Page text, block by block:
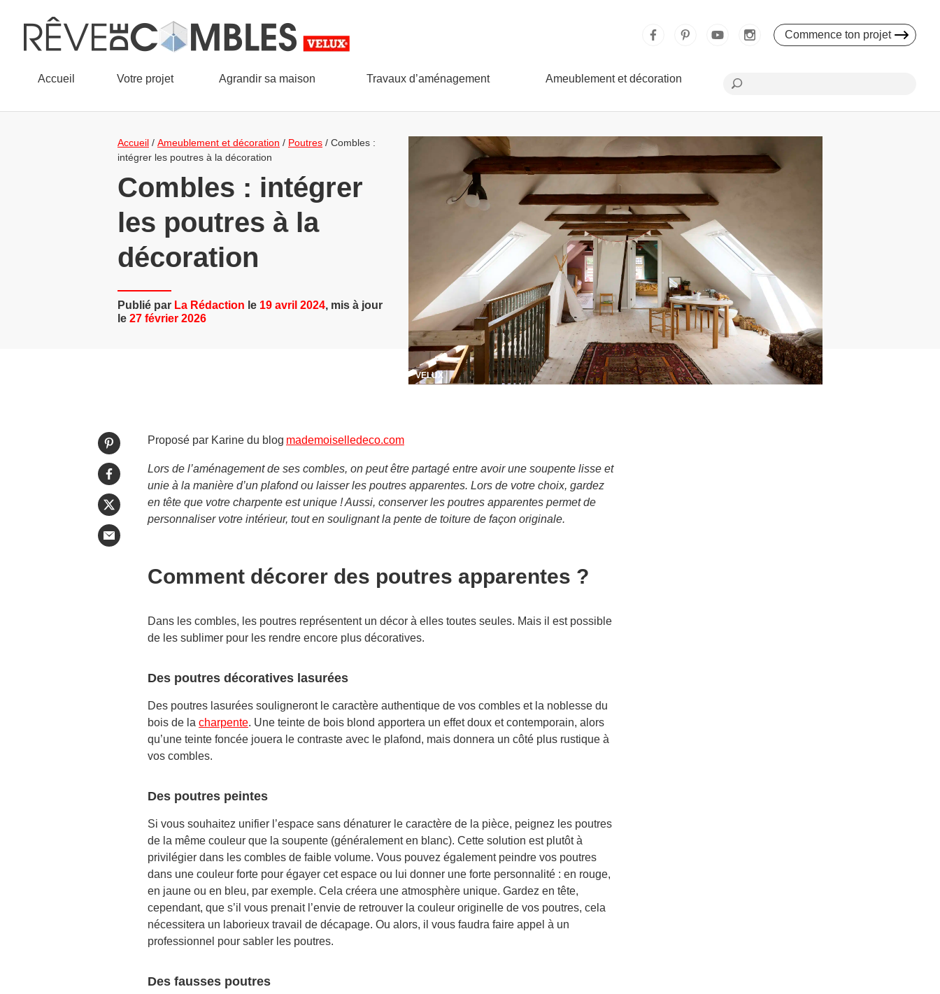
Accueil Votre projet Agrandir sa maison Travaux d’aménagement Ameublement et décoration
Commence ton projet
Accueil / Ameublement et décoration / Poutres / Combles :
intégrer les poutres à la décoration
Combles : intégrer
les poutres à la
décoration
Publié par La Rédaction le 19 avril 2024, mis à jour
le 27 février 2026
VELUX
Proposé par Karine du blog mademoiselledeco.com
Lors de l’aménagement de ses combles, on peut être partagé entre avoir une soupente lisse et
unie à la manière d’un plafond ou laisser les poutres apparentes. Lors de votre choix, gardez
en tête que votre charpente est unique ! Aussi, conserver les poutres apparentes permet de
personnaliser votre intérieur, tout en soulignant la pente de toiture de façon originale.
Comment décorer des poutres apparentes ?
Dans les combles, les poutres représentent un décor à elles toutes seules. Mais il est possible
de les sublimer pour les rendre encore plus décoratives.
Des poutres décoratives lasurées
Des poutres lasurées souligneront le caractère authentique de vos combles et la noblesse du
bois de la charpente. Une teinte de bois blond apportera un effet doux et contemporain, alors
qu’une teinte foncée jouera le contraste avec le plafond, mais donnera un côté plus rustique à
vos combles.
Des poutres peintes
Si vous souhaitez unifier l’espace sans dénaturer le caractère de la pièce, peignez les poutres
de la même couleur que la soupente (généralement en blanc). Cette solution est plutôt à
privilégier dans les combles de faible volume. Vous pouvez également peindre vos poutres
dans une couleur forte pour égayer cet espace ou lui donner une forte personnalité : en rouge,
en jaune ou en bleu, par exemple. Cela créera une atmosphère unique. Gardez en tête,
cependant, que s’il vous prenait l’envie de retrouver la couleur originelle de vos poutres, cela
nécessitera un laborieux travail de décapage. Ou alors, il vous faudra faire appel à un
professionnel pour sabler les poutres.
Des fausses poutres